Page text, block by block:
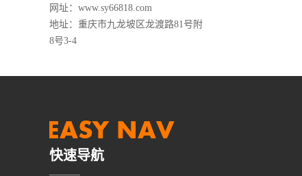
网址： www.sy66818.com
地址：重庆市九龙坡区龙渡路81号附
8号3-4
快速导航